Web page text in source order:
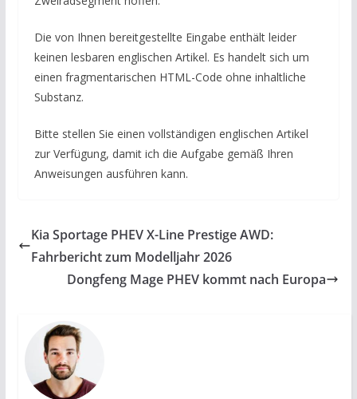
Die von Ihnen bereitgestellte Eingabe enthält leider
keinen lesbaren englischen Artikel. Es handelt sich um
einen fragmentarischen HTML-Code ohne inhaltliche
Substanz.
Bitte stellen Sie einen vollständigen englischen Artikel
zur Verfügung, damit ich die Aufgabe gemäß Ihren
Anweisungen ausführen kann.
Kia Sportage PHEV X-Line Prestige AWD:
Fahrbericht zum Modelljahr 2026
Dongfeng Mage PHEV kommt nach Europa